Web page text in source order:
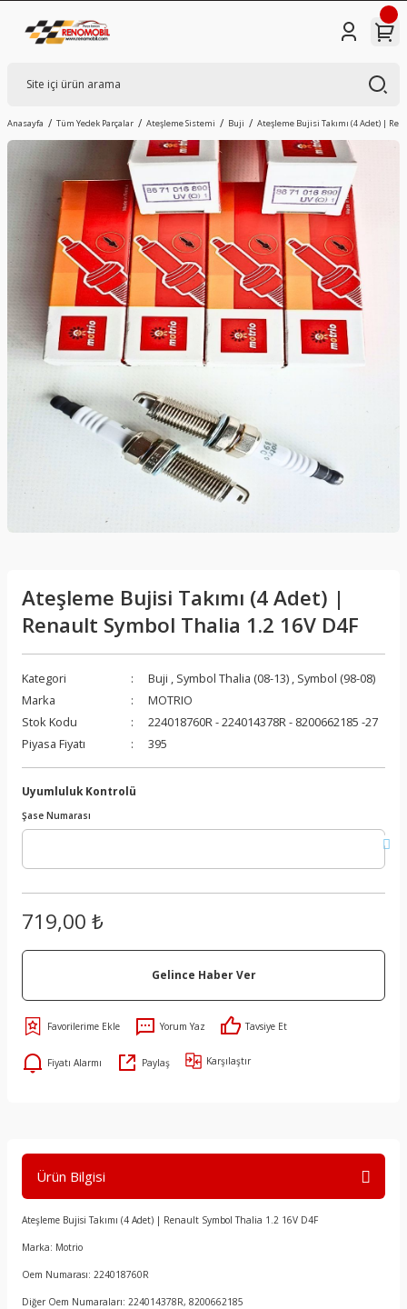
Anasayfa Tüm Yedek Parçalar Ateşleme Sistemi Buji Ateşleme Bujisi Takımı (4 Adet) |
Ateşleme Bujisi Takımı (4 Adet) |
Renault Symbol Thalia 1.2 16V D4F
Kategori Buji , Symbol Thalia (08-13) , Symbol (98-08)
Marka
MOTRIO
Stok Kodu
224018760R - 224014378R - 8200662185 -27
Piyasa Fiyatı
395
Uyumluluk Kontrolü
Şase Numarası
719,00 ₺
Gelince Haber Ver
Yorum Yaz Tavsiye Et
Fiyatı Alarmı Paylaş Karşılaştır
Ürün Bilgisi
Ateşleme Bujisi Takımı (4 Adet) | Renault Symbol Thalia 1.2 16V D4F
Marka: Motrio
Oem Numarası: 224018760R
Diğer Oem Numaraları: 224014378R, 8200662185